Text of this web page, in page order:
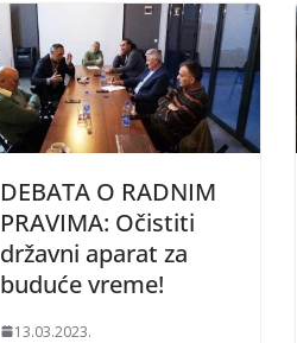
DEBATA O RADNIM
PRAVIMA: Očistiti
državni aparat za
buduće vreme!
13.03.2023.